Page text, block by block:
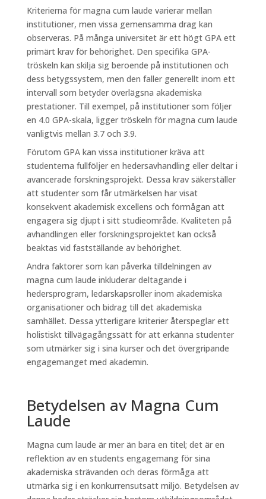
Kriterierna för magna cum laude varierar mellan
institutioner, men vissa gemensamma drag kan
observeras. På många universitet är ett högt GPA ett
primärt krav för behörighet. Den specifika GPA-
tröskeln kan skilja sig beroende på institutionen och
dess betygssystem, men den faller generellt inom ett
intervall som betyder överlägsna akademiska
prestationer. Till exempel, på institutioner som följer
en 4.0 GPA-skala, ligger tröskeln för magna cum laude
vanligtvis mellan 3.7 och 3.9.
Förutom GPA kan vissa institutioner kräva att
studenterna fullföljer en hedersavhandling eller deltar i
avancerade forskningsprojekt. Dessa krav säkerställer
att studenter som får utmärkelsen har visat
konsekvent akademisk excellens och förmågan att
engagera sig djupt i sitt studieområde. Kvaliteten på
avhandlingen eller forskningsprojektet kan också
beaktas vid fastställande av behörighet.
Andra faktorer som kan påverka tilldelningen av
magna cum laude inkluderar deltagande i
hedersprogram, ledarskapsroller inom akademiska
organisationer och bidrag till det akademiska
samhället. Dessa ytterligare kriterier återspeglar ett
holistiskt tillvägagångssätt för att erkänna studenter
som utmärker sig i sina kurser och det övergripande
engagemanget med akademin.
Betydelsen av Magna Cum
Laude
Magna cum laude är mer än bara en titel; det är en
reflektion av en students engagemang för sina
akademiska strävanden och deras förmåga att
utmärka sig i en konkurrensutsatt miljö. Betydelsen av